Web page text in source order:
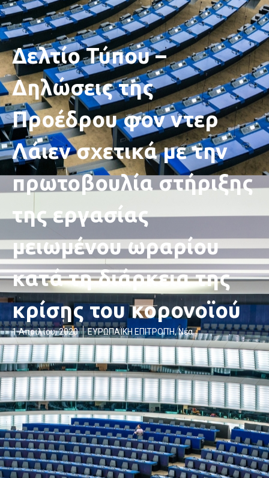
Δελτίο Τύπου –
Δηλώσεις της
Προέδρου φον ντερ
Λάιεν σχετικά με την
πρωτοβουλία στήριξης
της εργασίας
μειωμένου ωραρίου
κατά τη διάρκεια της
κρίσης του κορονοϊού
1 Απριλίου, 2020 ΕΥΡΩΠΑΪΚΗ ΕΠΙΤΡΟΠΉ,Νέα